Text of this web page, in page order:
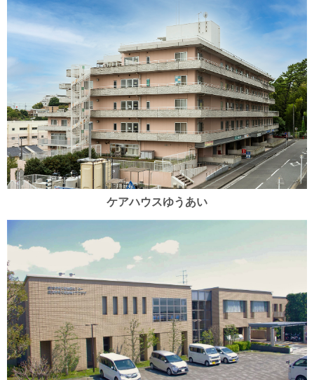
ケアハウスゆうあい